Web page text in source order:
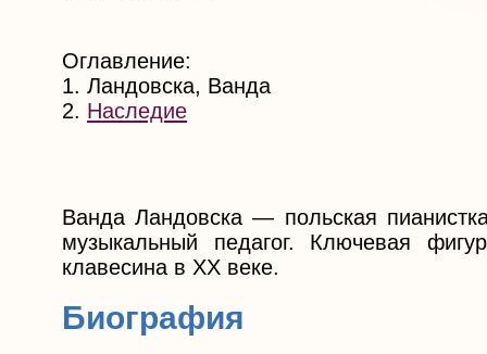
Оглавление:
1. Ландовска, Ванда
2. Наследие
Ванда Ландовска — польская
музыкальный педагог. Ключевая
клавесина в XX веке.
Биография